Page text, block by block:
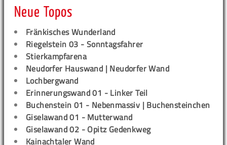
Neue Topos
Fränkisches Wunderland
Riegelstein 03 - Sonntagsfahrer
Stierkampfarena
Neudorfer Hauswand | Neudorfer Wand
Lochbergwand
Erinnerungswand 01 - Linker Teil
Buchenstein 01 - Nebenmassiv | Buchensteinchen
Giselawand 01 - Mutterwand
Giselawand 02 - Opitz Gedenkweg
Kainachtaler Wand